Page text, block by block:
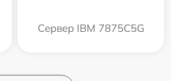
Сервер IBM 7875C5G